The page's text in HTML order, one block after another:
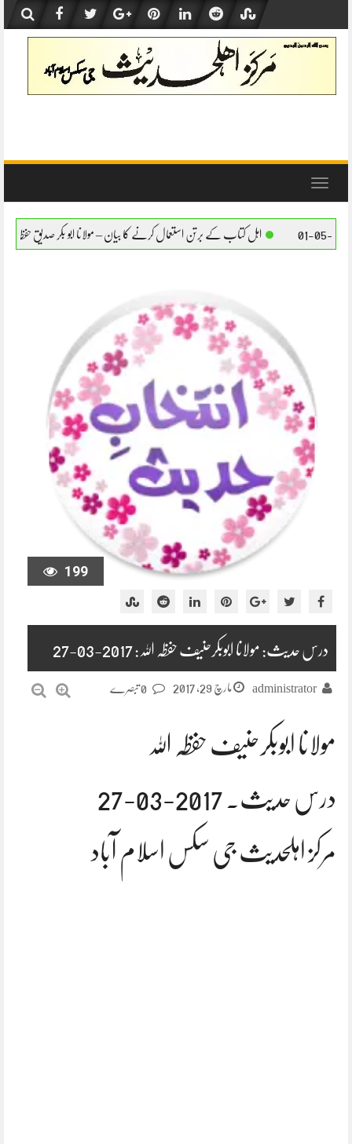
content
Toggle
کے برتن استعمال کرنے کا بیان – مولانا ابو بکر صدیق حفظہ اللہ اہل کتاب کے برتن
199
درس حدیث: مولانا ابوبکرحنیف حفظہ اللہ: 2017-03-27
administrator مارچ 29, 2017
مولانا ابوبکرحنیف حفظہ اللہ
درس حدیث. 2017-03-27
مرکز اہلحدیث جی سکس اسلام آباد